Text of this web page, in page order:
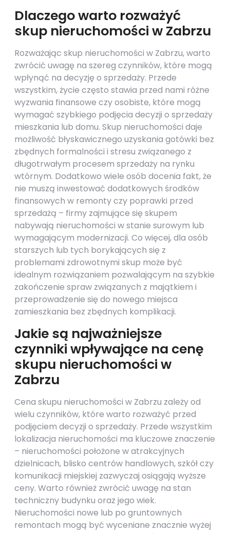
Dlaczego warto rozważyć
skup nieruchomości w Zabrzu
Rozważając skup nieruchomości w Zabrzu, warto
zwrócić uwagę na szereg czynników, które mogą
wpłynąć na decyzję o sprzedaży. Przede
wszystkim, życie często stawia przed nami różne
wyzwania finansowe czy osobiste, które mogą
wymagać szybkiego podjęcia decyzji o sprzedaży
mieszkania lub domu. Skup nieruchomości daje
możliwość błyskawicznego uzyskania gotówki bez
zbędnych formalności i stresu związanego z
długotrwałym procesem sprzedaży na rynku
wtórnym. Dodatkowo wiele osób docenia fakt, że
nie muszą inwestować dodatkowych środków
finansowych w remonty czy poprawki przed
sprzedażą – firmy zajmujące się skupem
nabywają nieruchomości w stanie surowym lub
wymagającym modernizacji. Co więcej, dla osób
starszych lub tych borykających się z
problemami zdrowotnymi skup może być
idealnym rozwiązaniem pozwalającym na szybkie
zakończenie spraw związanych z majątkiem i
przeprowadzenie się do nowego miejsca
zamieszkania bez zbędnych komplikacji.
Jakie są najważniejsze
czynniki wpływające na cenę
skupu nieruchomości w
Zabrzu
Cena skupu nieruchomości w Zabrzu zależy od
wielu czynników, które warto rozważyć przed
podjęciem decyzji o sprzedaży. Przede wszystkim
lokalizacja nieruchomości ma kluczowe znaczenie
– nieruchomości położone w atrakcyjnych
dzielnicach, blisko centrów handlowych, szkół czy
komunikacji miejskiej zazwyczaj osiągają wyższe
ceny. Warto również zwrócić uwagę na stan
techniczny budynku oraz jego wiek.
Nieruchomości nowe lub po gruntownych
remontach mogą być wyceniane znacznie wyżej